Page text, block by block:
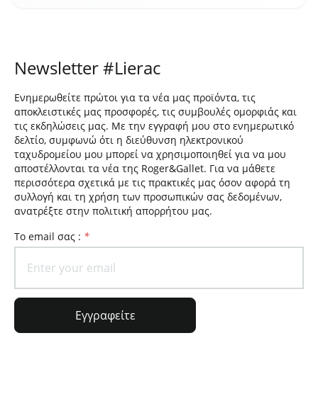
Newsletter #Lierac
Ενημερωθείτε πρώτοι για τα νέα μας προϊόντα, τις
αποκλειστικές μας προσφορές, τις συμβουλές ομορφιάς και
τις εκδηλώσεις μας. Με την εγγραφή μου στο ενημερωτικό
δελτίο, συμφωνώ ότι η διεύθυνση ηλεκτρονικού
ταχυδρομείου μου μπορεί να χρησιμοποιηθεί για να μου
αποστέλλονται τα νέα της Roger&Gallet. Για να μάθετε
περισσότερα σχετικά με τις πρακτικές μας όσον αφορά τη
συλλογή και τη χρήση των προσωπικών σας δεδομένων,
ανατρέξτε στην πολιτική απορρήτου μας.
To email σας : *
Εγγραφείτε